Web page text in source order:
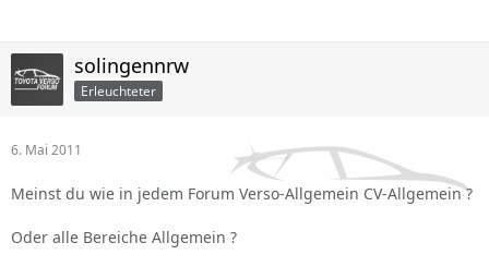
solingennrw
Erleuchteter
6. Mai 2011
Meinst du wie in jedem Forum Verso-Allgemein CV-Allgemein ?
Oder alle Bereiche Allgemein ?